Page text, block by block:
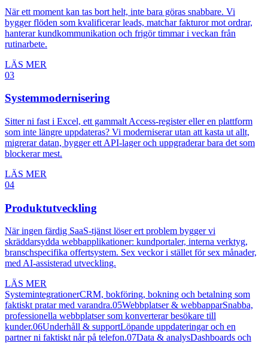
När ett moment kan tas bort helt, inte bara göras snabbare. Vi
bygger flöden som kvalificerar leads, matchar fakturor mot ordrar,
hanterar kundkommunikation och frigör timmar i veckan från
rutinarbete.
LÄS MER
03
Systemmodernisering
Sitter ni fast i Excel, ett gammalt Access-register eller en plattform
som inte längre uppdateras? Vi moderniserar utan att kasta ut allt,
migrerar datan, bygger ett API-lager och uppgraderar bara det som
blockerar mest.
LÄS MER
04
Produktutveckling
När ingen färdig SaaS-tjänst löser ert problem bygger vi
skräddarsydda webbapplikationer: kundportaler, interna verktyg,
branschspecifika offertsystem. Sex veckor i stället för sex månader,
med AI-assisterad utveckling.
LÄS MER
SystemintegrationerCRM, bokföring, bokning och betalning som
faktiskt pratar med varandra.05Webbplatser & webbapparSnabba,
professionella webbplatser som konverterar besökare till
kunder.06Underhåll & supportLöpande uppdateringar och en
partner ni faktiskt når på telefon.07Data & analysDashboards och